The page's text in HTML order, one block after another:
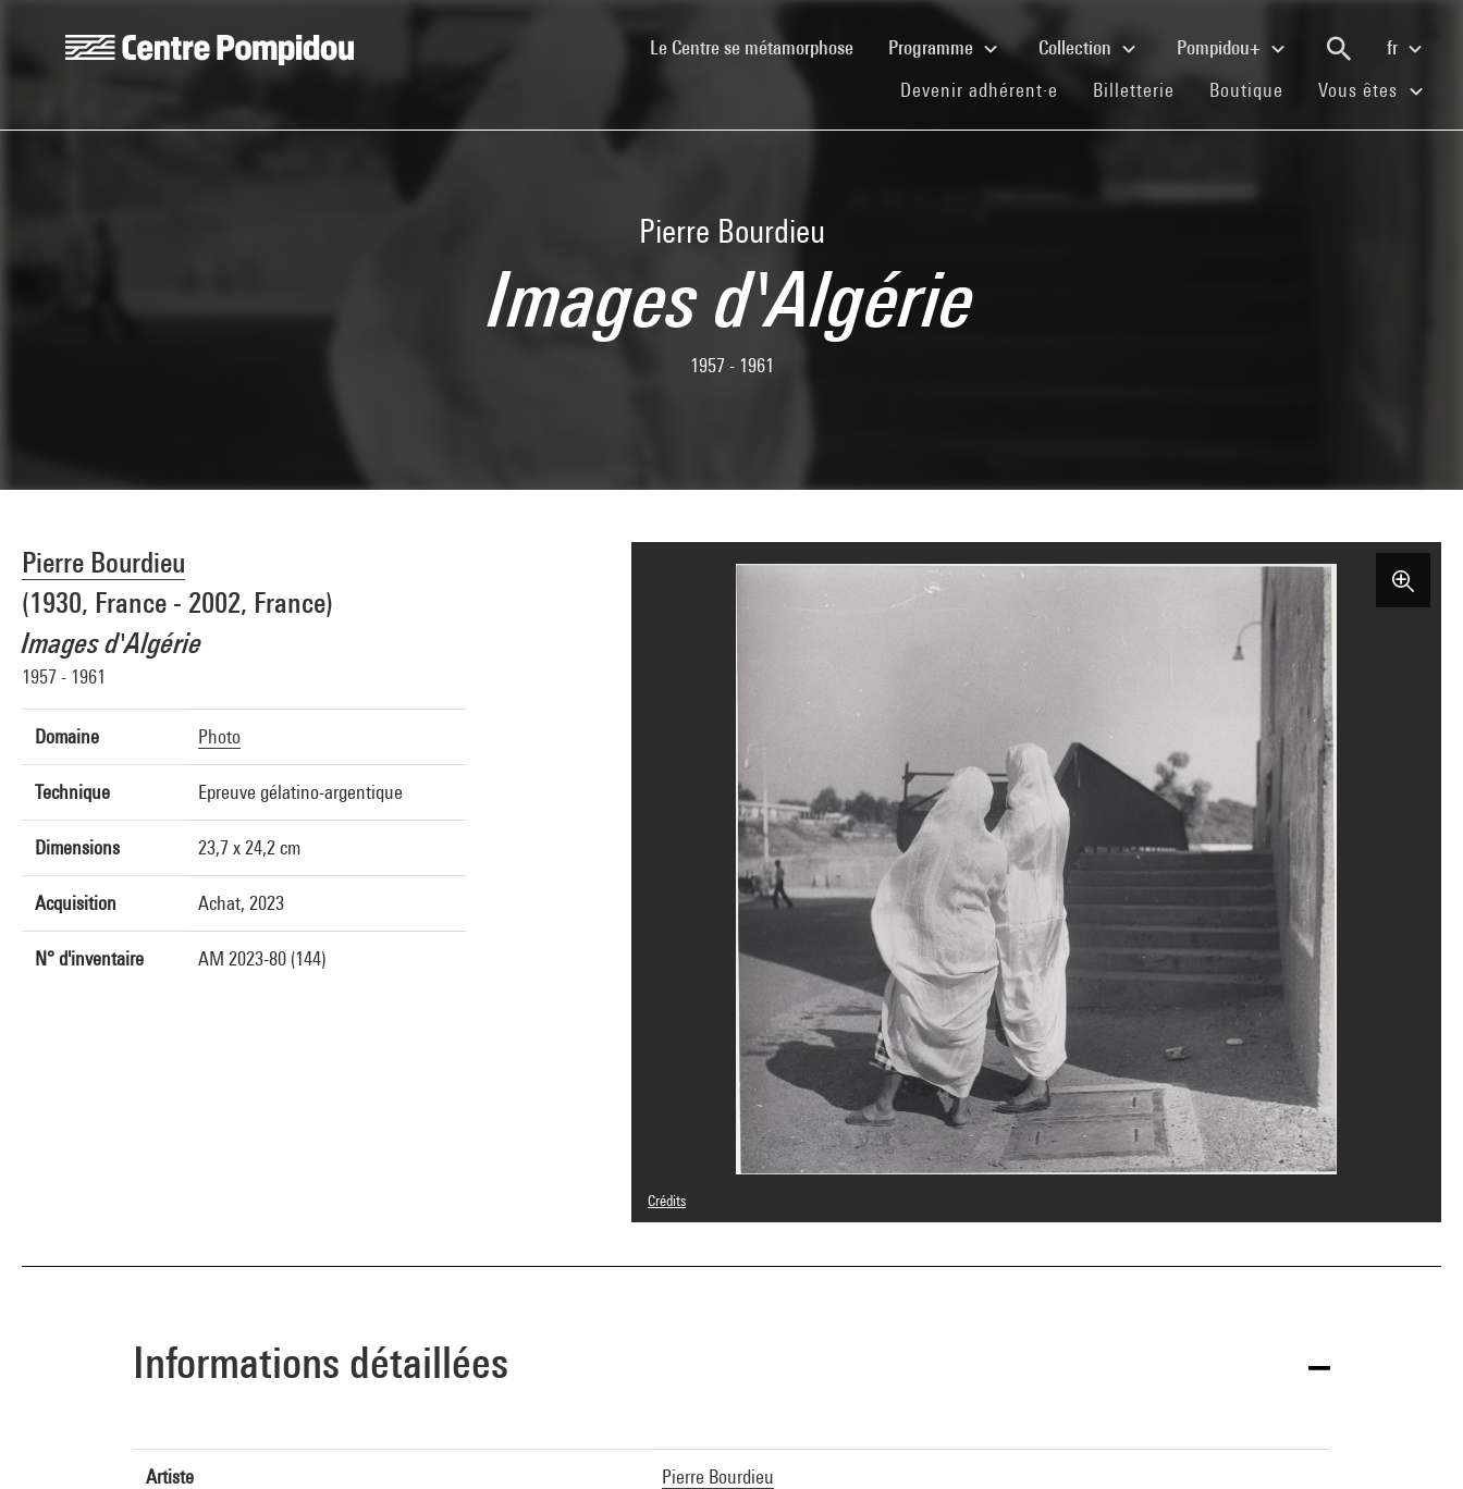
Le Centre se métamorphose(current)Programme Collection Pompidou+
fr
Devenir adhérent·e (current)
Billetterie (current)
Boutique (current)
Vous êtes
Pierre Bourdieu
Images d'Algérie
1957 - 1961
Pierre Bourdieu
(1930, France - 2002, France)
Images d'Algérie
1957 - 1961
Domaine Photo
Technique Epreuve gélatino-argentique
Dimensions 23,7 x 24,2 cm
Acquisition Achat, 2023
N° d'inventaire AM 2023-80 (144)
Crédits
© Succession Pierre Bourdieu
Réf. image : 4Y14531
Informations détaillées
Artiste
Pierre Bourdieu